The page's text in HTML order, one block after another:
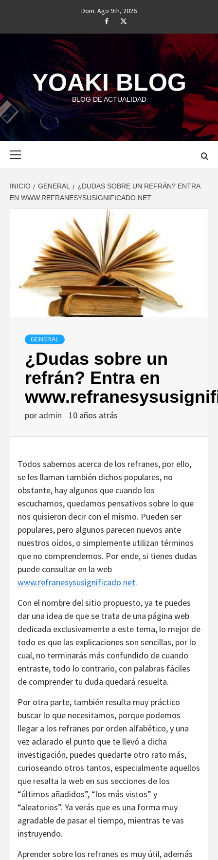
Dom. Ago 9th, 2026
#
#
YOAKI BLOG
BLOG DE ACTUALIDAD
INICIO GENERAL
¿DUDAS SOBRE UN REFRÁN? ENTRA
EN WWW.REFRANESYSUSIGNIFICADO.NET
GENERAL
¿Dudas sobre un
refrán? Entra en
por admin 10 años atrás
Todos sabemos acerca de los refranes, por ello,
se les llaman también dichos populares, no
obstante, hay algunos que cuando los
escuchamos, quedamos pensativos sobre lo que
nos quisieron decir con el mismo. Pueden ser
populares, pero algunos parecen nuevos ante
nuestros oídos, o simplemente utilizan términos
que no comprendemos. Por ende, si tienes dudas
puede consultar en la web
www.refranesysusignificado.net.
Con el nombre del sitio propuesto, ya te puedes
dar una idea de que se trata de una página web
dedicada exclusivamente a este tema, lo mejor de
todo es que las explicaciones son sencillas, por lo
cual, no terminarás más confundido de cuando
entraste, todo lo contrario, con palabras fáciles
de comprender tu duda quedará resuelta.
Por otra parte, también resulta muy práctico
buscar lo que necesitamos, porque podemos
llegar a los refranes por orden alfabético, y una
vez aclarado el punto que te llevó a dicha
investigación, puedes quedarte otro rato más,
curioseando otros tantos, especialmente aquellos
que resalta la web en sus secciones de los
“últimos añadidos”, “los más vistos” y
“aleatorios”. Ya verás que es una forma muy
agradable de pasar el tiempo, mientras te vas
instruyendo.
Aprender sobre los refranes es muy útil, además